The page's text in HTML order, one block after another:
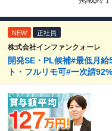
NEW 正社員
株式会社インファンクォーレ
開発SE・PL候補#最低月
ト・フルリモ可#一次請